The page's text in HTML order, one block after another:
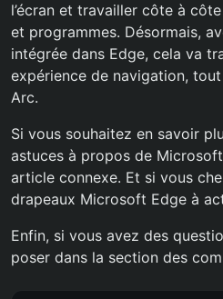
l’écran et travailler côte à
et programmes. Désormais,
intégrée dans Edge, cela va
expérience de navigation,
Arc.
Si vous souhaitez en savoir
astuces à propos de
article connexe. Et si vous
drapeaux Microsoft Edge à
Enfin, si vous avez des
poser dans la section des